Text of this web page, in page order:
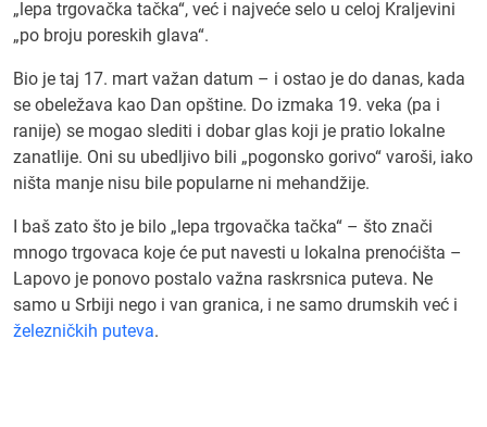
„lepa trgovačka tačka“, već i najveće selo u celoj Kraljevini
„po broju poreskih glava“.
Bio je taj 17. mart važan datum – i ostao je do danas, kada
se obeležava kao Dan opštine. Do izmaka 19. veka (pa i
ranije) se mogao slediti i dobar glas koji je pratio lokalne
zanatlije. Oni su ubedljivo bili „pogonsko gorivo“ varoši, iako
ništa manje nisu bile popularne ni mehandžije.
I baš zato što je bilo „lepa trgovačka tačka“ – što znači
mnogo trgovaca koje će put navesti u lokalna prenoćišta –
Lapovo je ponovo postalo važna raskrsnica puteva. Ne
samo u Srbiji nego i van granica, i ne samo drumskih već i
železničkih puteva.